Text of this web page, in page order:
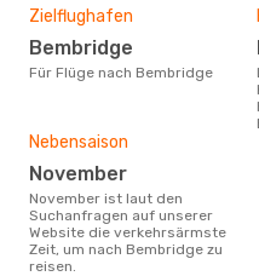
Zielflughafen
Bembridge
Für Flüge nach Bembridge
Laut
Nebensaison
November
November ist laut den
Suchanfragen auf unserer
Website die verkehrsärmste
Zeit, um nach Bembridge zu
reisen.